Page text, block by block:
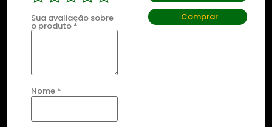
Sua avaliação sobre
o produto *
Nome *
Comprar Comprar